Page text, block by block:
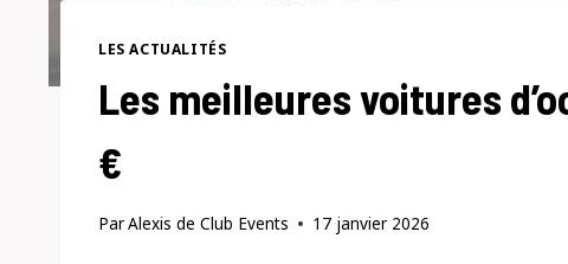
LES ACTUALITÉS
Les meilleures voitures
€
ParAlexis de Club Events 17 janvier 2026